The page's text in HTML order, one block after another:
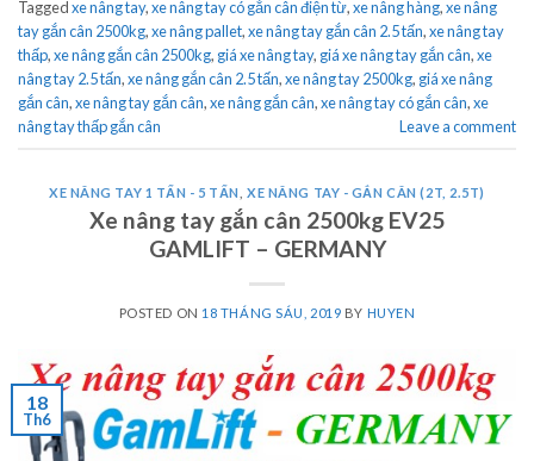
Taggedxe nâng tay,xe nâng tay có gắn cân điện từ,xe nâng hàng,xe nâng
tay gắn cân 2500kg,xe nâng pallet,xe nâng tay gắn cân 2.5 tấn,xe nâng tay
thấp,xe nâng gắn cân 2500kg, giá xe nâng tay, giá xe nâng tay gắn cân,xe
nâng tay 2.5 tấn,xe nâng gắn cân 2.5 tấn,xe nâng tay 2500kg, giá xe nâng
gắn cân,xe nâng tay gắn cân,xe nâng gắn cân,xe nâng tay có gắn cân,xe
nâng tay thấp gắn cân
Leave a comment
XE NÂNG TAY 1 TẤN - 5 TẤN ,XE NÂNG TAY - GẮN CÂN (2T, 2.5T)
Xe nâng tay gắn cân 2500kg EV25
GAMLIFT – GERMANY
POSTED ON 18 THÁNG SÁU, 2019 BY HUYEN
18
Th6